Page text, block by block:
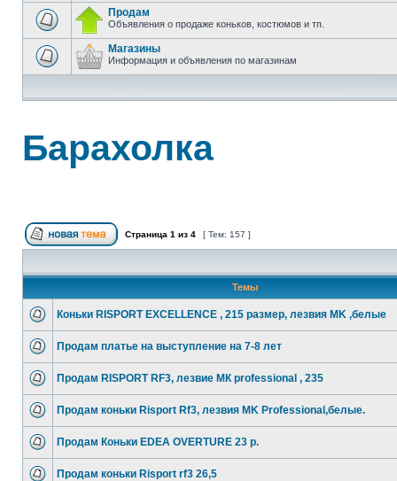
Продам
Объявления о продаже коньков, костюмов и тп.
Магазины
Информация и объявления по магазинам
Барахолка
Страница 1 из 4 [ Тем: 157 ]
Темы
Коньки RISPORT EXCELLENCE , 215 размер, лезвия MK ,белые
Продам платье на выступление на 7-8 лет
Продам RISPORT RF3, лезвие МК professional , 235
Продам коньки Risport Rf3, лезвия MK Professional,белые.
Продам Коньки EDEA OVERTURE 23 р.
Продам коньки Risport rf3 26,5